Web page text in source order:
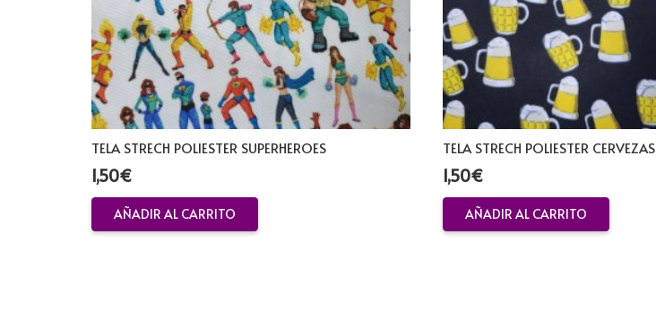
TELA STRECH POLIESTER SUPERHEROES
1,50€
AÑADIR AL CARRITO
TELA STRECH POLIESTER CERVEZAS
1,50€
AÑADIR AL CARRITO